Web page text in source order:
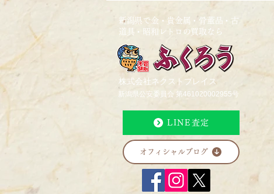
2026/4/24
新潟県で金・貴金属・骨董品・古
道具・昭和レトロの買取なら
株式会社ネクストプレイス
新潟県公安委員会 第461020002955号
LINE査定
オフィシャルブログ